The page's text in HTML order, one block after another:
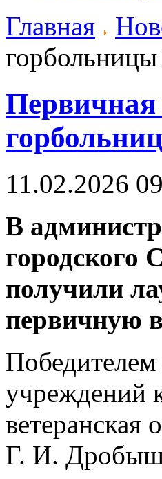
Главная
Первичная
11.02.2026
В
городского
получили
первичную
учреждений
Г. И.